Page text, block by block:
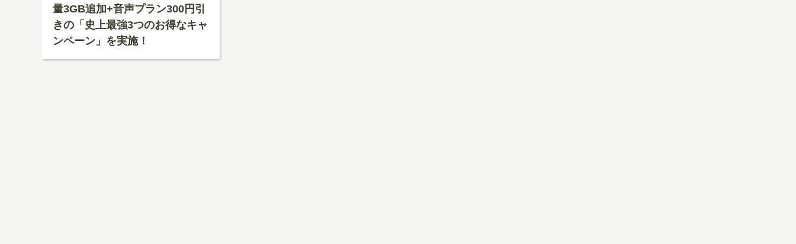
量3GB追加+音声プラン300円引
きの「史上最強3つのお得なキャ
ンペーン」を実施！